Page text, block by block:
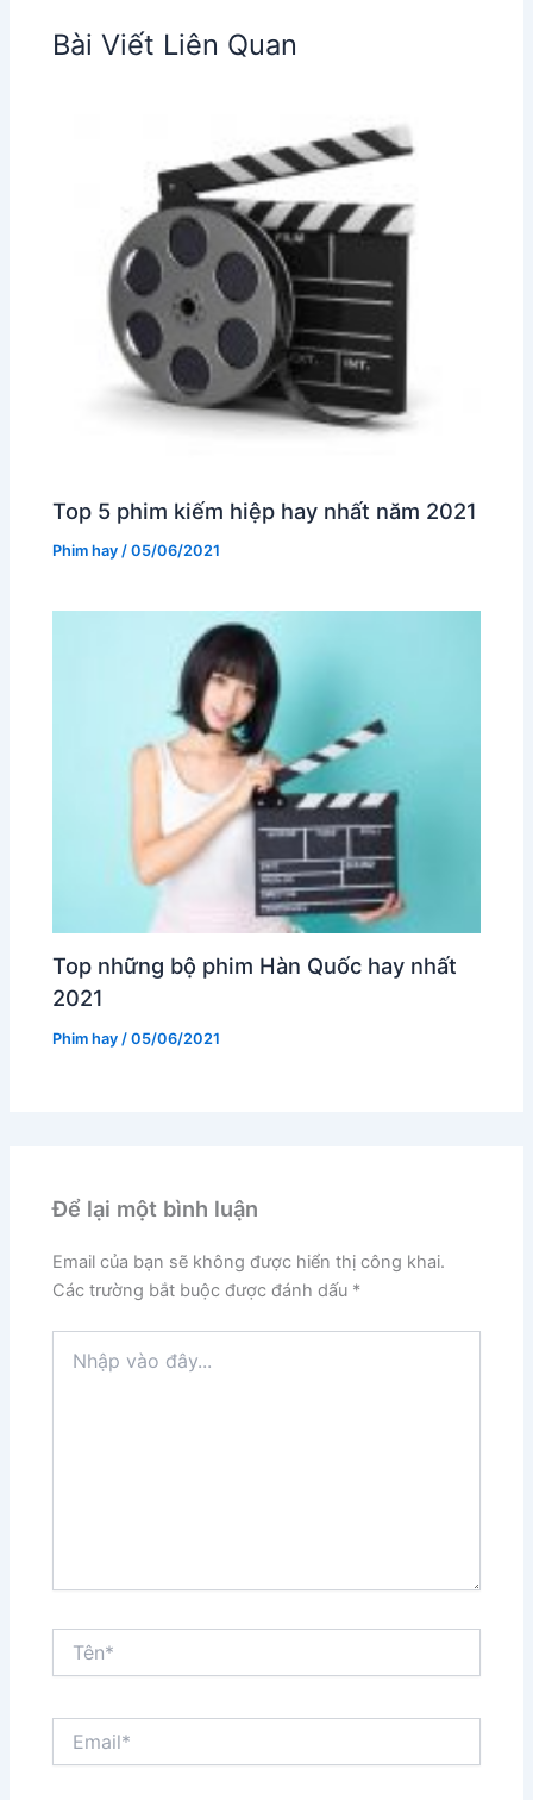
Bài Viết Liên Quan
Top 5 phim kiếm hiệp hay nhất năm 2021
Phim hay /05/06/2021
Top những bộ phim Hàn Quốc hay nhất
2021
Phim hay /05/06/2021
Để lại một bình luận
Email của bạn sẽ không được hiển thị công khai.
Các trường bắt buộc được đánh dấu *
vào